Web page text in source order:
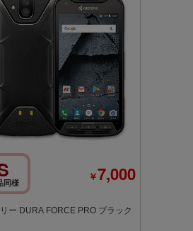
同様 ￥7,000
ー DURA FORCE PRO ブラック